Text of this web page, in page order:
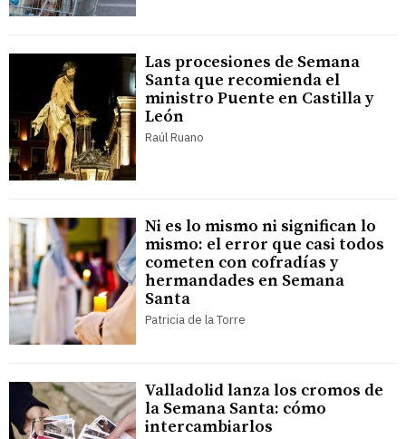
Las procesiones de Semana
Santa que recomienda el
ministro Puente en Castilla y
León
Raúl Ruano
Ni es lo mismo ni significan lo
mismo: el error que casi todos
cometen con cofradías y
hermandades en Semana
Santa
Patricia de la Torre
Valladolid lanza los cromos de
la Semana Santa: cómo
intercambiarlos